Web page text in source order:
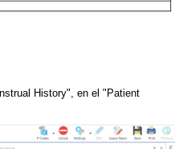
History", en el "Patient